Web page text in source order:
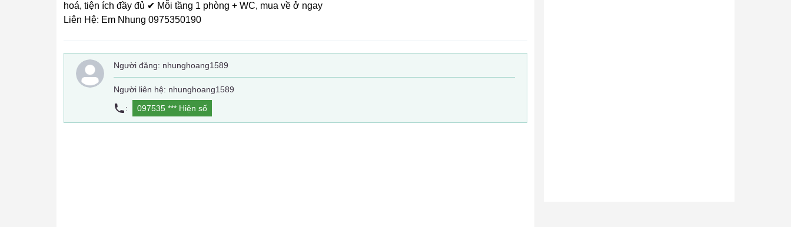
hoá, tiện ích đầy đủ ✔ Mỗi tầng 1 phòng + WC, mua về ở ngay
Liên Hệ: Em Nhung 0975350190
Người đăng: nhunghoang1589
Người liên hệ: nhunghoang1589
:
097535 *** Hiện số